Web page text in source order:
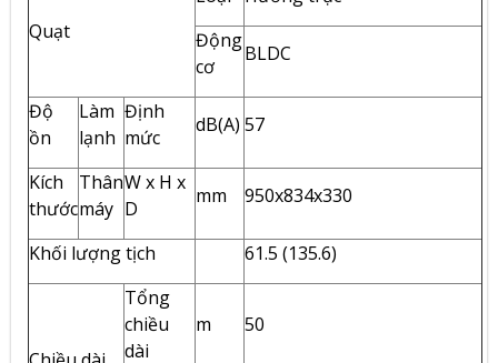
Quạt
Động
cơ
BLDC
Độ
ồn
Làm
lạnh
Định
mức
dB(A) 57
Kích
thước
Thân
máy
W x H x
D
mm 950x834x330
Khối lượng tịch 61.5 (135.6)
Tổng
chiều
dài
m 50